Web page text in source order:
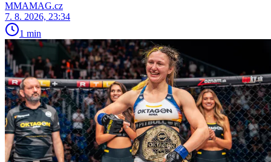
MMAMAG.cz
7. 8. 2026, 23:34
1 min